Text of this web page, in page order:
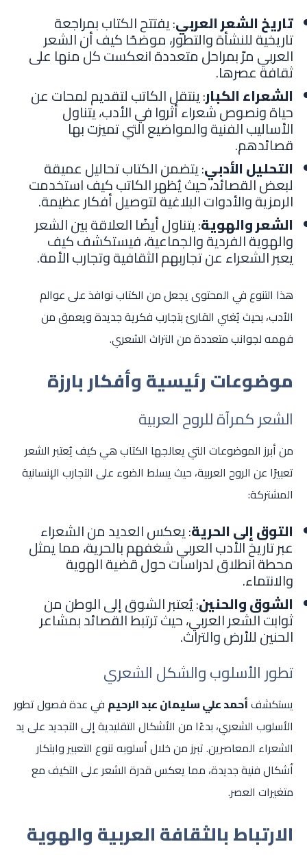
تاريخ الشعر العربي: يفتتح الكتاب بمراجعة
تاريخية للنشأة والتطور، موضحًا كيف أن الشعر
العربي مرّ بمراحل متعددة انعكست كل منها على
ثقافة عصرها.
الشعراء الكبار: ينتقل الكاتب لتقديم لمحات عن
حياة ونصوص شعراء أثروا في الأدب، يتناول
الأساليب الفنية والمواضيع التي تميزت بها
قصائدهم.
التحليل الأدبي: يتضمن الكتاب تحاليل عميقة
لبعض القصائد، حيث يُظهر الكاتب كيف استخدمت
الرمزية والأدوات البلاغية لتوصيل أفكار عظيمة.
الشعر والهوية: يتناول أيضًا العلاقة بين الشعر
والهوية الفردية والجماعية، فيستكشف كيف
يعبر الشعراء عن تجاربهم الثقافية وتجارب الأمة.
هذا التنوع في المحتوى يجعل من الكتاب نوافذ على عوالم
الأدب، بحيث يُغني القارئ بتجارب فكرية جديدة ويعمق من
فهمه لجوانب متعددة من التراث الشعري.
موضوعات رئيسية وأفكار بارزة
الشعر كمرآة للروح العربية
من أبرز الموضوعات التي يعالجها الكتاب هي كيف يُعتبر الشعر
تعبيرًا عن الروح العربية، حيث يسلط الضوء على التجارب الإنسانية
المشتركة:
التوق إلى الحرية: يعكس العديد من الشعراء
عبر تاريخ الأدب العربي شغفهم بالحرية، مما يمثل
محطة انطلاق لدراسات حول قضية الهوية
والانتماء.
الشوق والحنين: يُعتبر الشوق إلى الوطن من
ثوابت الشعر العربي، حيث ترتبط القصائد بمشاعر
الحنين للأرض والتراث.
تطور الأسلوب والشكل الشعري
يستكشفأحمد علي سليمان عبد الرحيم في عدة فصول تطور
الأسلوب الشعري، بدءًا من الأشكال التقليدية إلى التجديد على يد
الشعراء المعاصرين. تبرز من خلال أسلوبه تنوع التعبير وابتكار
أشكال فنية جديدة، مما يعكس قدرة الشعر على التكيف مع
متغيرات العصر.
الارتباط بالثقافة العربية والهوية